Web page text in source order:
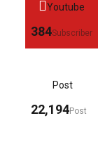
Youtube
384Subscriber
Post
22,194Post